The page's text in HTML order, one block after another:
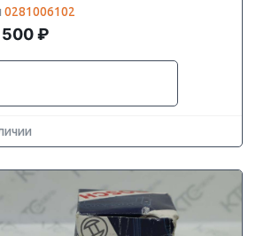
0281006102
₽